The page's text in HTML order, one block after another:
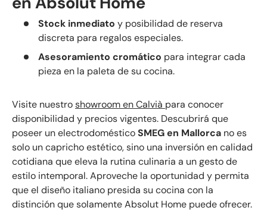
Stock inmediato y posibilidad de reserva
discreta para regalos especiales.
Asesoramiento cromático para integrar cada
pieza en la paleta de su cocina.
Visite nuestroshowroom en Calvià para conocer
disponibilidad y precios vigentes. Descubrirá que
poseer un electrodomésticoSMEG en Mallorca no es
solo un capricho estético, sino una inversión en calidad
cotidiana que eleva la rutina culinaria a un gesto de
estilo intemporal. Aproveche la oportunidad y permita
que el diseño italiano presida su cocina con la
distinción que solamente Absolut Home puede ofrecer.